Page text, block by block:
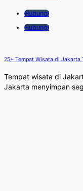
Hubungi
Hubungi
25+ Tempat Wisata di Jakarta
Tempat wisata di
Jakarta menyimpan